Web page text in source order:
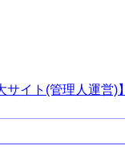
イト(管理人運営)】